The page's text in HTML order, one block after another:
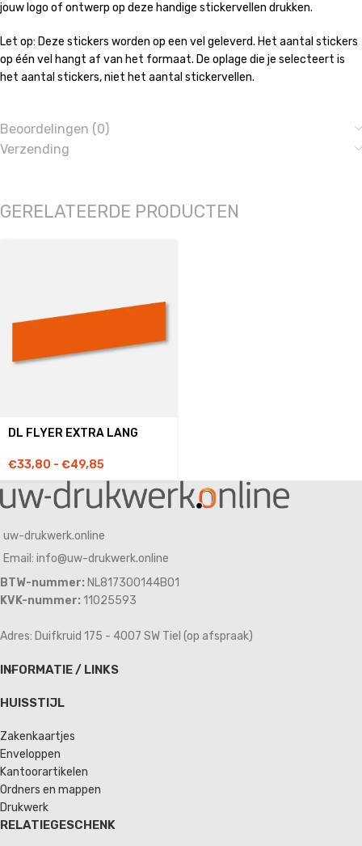
jouw logo of ontwerp op deze handige stickervellen drukken.
Let op: Deze stickers worden op een vel geleverd. Het aantal stickers
op één vel hangt af van het formaat. De oplage die je selecteert is
het aantal stickers, niet het aantal stickervellen.
Beoordelingen (0)
Verzending
GERELATEERDE PRODUCTEN
DL FLYER EXTRA LANG
€33,80 - €49,85
uw-drukwerk.online
Email: info@uw-drukwerk.online
BTW-nummer: NL817300144B01
KVK-nummer: 11025593
Adres: Duifkruid 175 - 4007 SW Tiel (op afspraak)
INFORMATIE / LINKS
HUISSTIJL
Zakenkaartjes
Enveloppen
Kantoorartikelen
Ordners en mappen
Drukwerk
RELATIEGESCHENK